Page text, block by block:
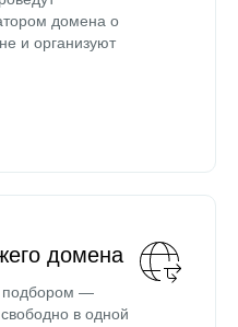
домена о
и организуют
домена
подбором —
в одной